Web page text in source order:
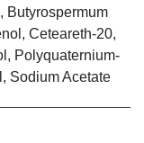
Butyrospermum
Ceteareth-20,
Polyquaternium-
Sodium Acetate